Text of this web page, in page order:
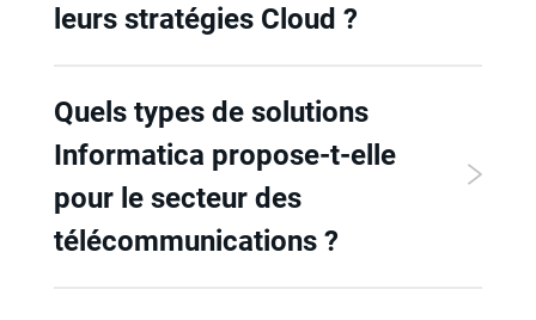
leurs stratégies Cloud ?
Quels types de solutions
Informatica propose-t-elle
pour le secteur des
télécommunications ?